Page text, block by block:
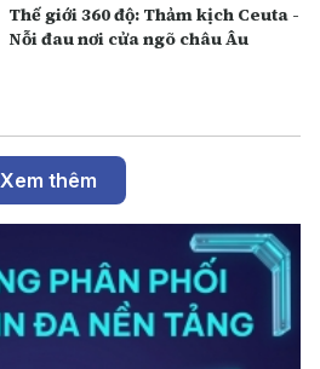
Thế giới 360 độ: Thảm kịch Ceuta -
Nỗi đau nơi cửa ngõ châu Âu
Xem thêm